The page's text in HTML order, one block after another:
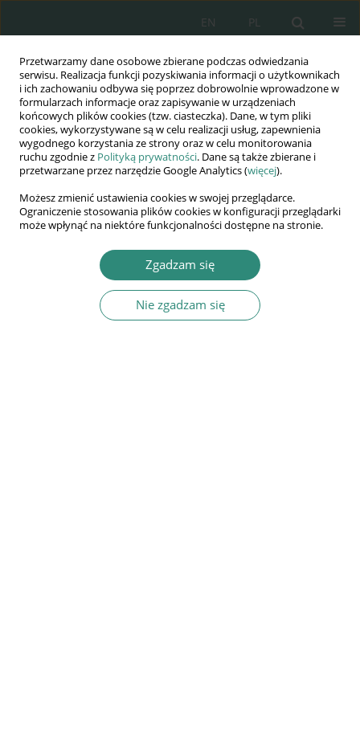
Przetwarzamy dane osobowe zbierane podczas odwiedzania
serwisu. Realizacja funkcji pozyskiwania informacji o użytkownikach
i ich zachowaniu odbywa się poprzez dobrowolnie wprowadzone w
formularzach informacje oraz zapisywanie w urządzeniach
końcowych plików cookies (tzw. ciasteczka). Dane, w tym pliki
cookies, wykorzystywane są w celu realizacji usług, zapewnienia
wygodnego korzystania ze strony oraz w celu monitorowania
ruchu zgodnie z Polityką prywatności. Dane są także zbierane i
przetwarzane przez narzędzie Google Analytics (więcej).
Możesz zmienić ustawienia cookies w swojej przeglądarce.
Ograniczenie stosowania plików cookies w konfiguracji przeglądarki
może wpłynąć na niektóre funkcjonalności dostępne na stronie.
Zgadzam się
Nie zgadzam się
PL
EN
Wydawnictwo
AWSGE
Akademia Nauk Stosowanych
WSGE
im. Alcide De Gasperi
Jacek Łukasiewicz
Percepcja postaw rodzicielskich a motywacja